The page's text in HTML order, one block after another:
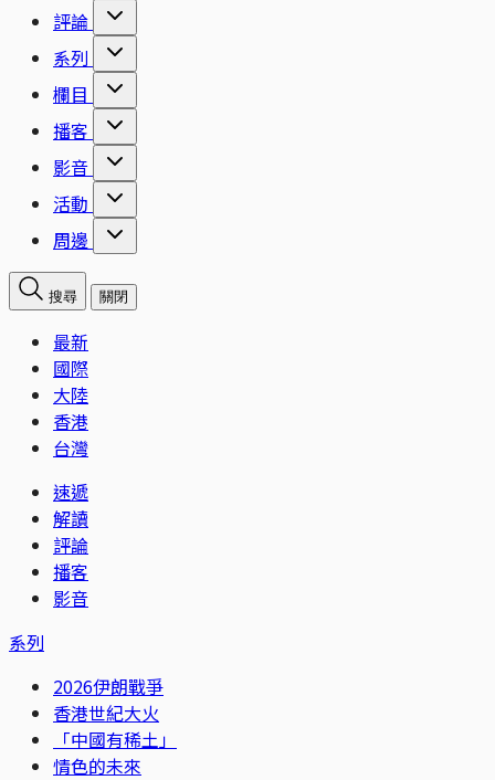
評論
系列
欄目
播客
影音
活動
周邊
搜尋 關閉
最新
國際
大陸
香港
台灣
速遞
解讀
評論
播客
影音
系列
2026伊朗戰爭
香港世紀大火
「中國有稀土」
情色的未來